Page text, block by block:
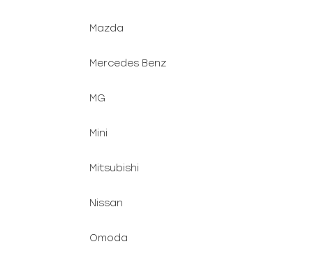
Mazda
Mercedes Benz
MG
Mini
Mitsubishi
Nissan
Omoda